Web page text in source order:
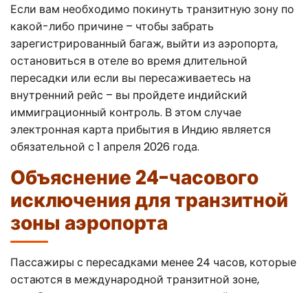
Если вам необходимо покинуть транзитную зону по
какой-либо причине – чтобы забрать
зарегистрированный багаж, выйти из аэропорта,
остановиться в отеле во время длительной
пересадки или если вы пересаживаетесь на
внутренний рейс – вы пройдете индийский
иммиграционный контроль. В этом случае
электронная карта прибытия в Индию является
обязательной с 1 апреля 2026 года.
Объяснение 24-часового
исключения для транзитной
зоны аэропорта
Пассажиры с пересадками менее 24 часов, которые
остаются в международной транзитной зоне,